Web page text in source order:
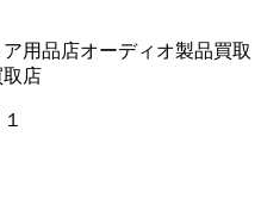
用品店オーディオ製品買取
取店